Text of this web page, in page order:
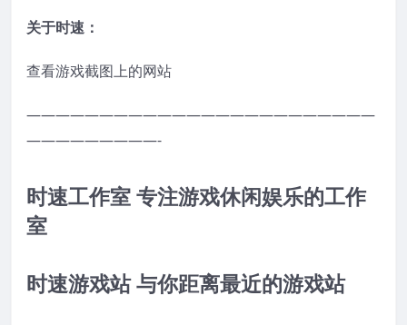
关于时速：
查看游戏截图上的网站
————————————————————————
—————————-
时速工作室 专注游戏休闲娱乐的工作
室
时速游戏站 与你距离最近的游戏站